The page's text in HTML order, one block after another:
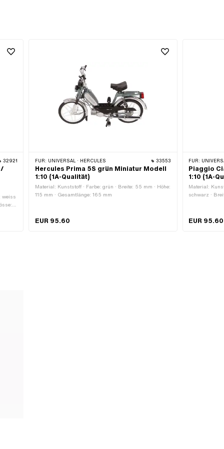
32921
/
weiss
S
FÜR: UNIVERSAL · HERCULES 33553
Hercules Prima 5S grün Miniatur Modell
1:10 (1A-Qualität)
Material: Kunststoff · Farbe: grün · Breite: 55 mm · Höhe:
115 mm · Gesamtlänge: 165 mm
EUR 95.60
FÜR:
Piaggio
1:10 (1A-
Material:
schwarz ·
EUR 95.60